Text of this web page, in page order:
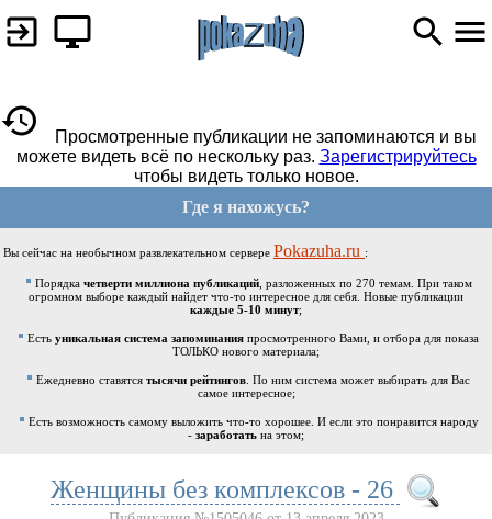
Просмотренные публикации не запоминаются и вы
можете видеть всё по нескольку раз. Зарегистрируйтесь
чтобы видеть только новое.
Где я нахожусь?
Вы сейчас на необычном развлекательном сервере Pokazuha.ru :
Порядка четверти миллиона публикаций, разложенных по 270 темам. При таком
огромном выборе каждый найдет что-то интересное для себя. Новые публикации
каждые 5-10 минут;
Есть уникальная система запоминания просмотренного Вами, и отбора для показа
ТОЛЬКО нового материала;
Ежедневно ставятся тысячи рейтингов . По ним система может выбирать для Вас
самое интересное;
Есть возможность самому выложить что-то хорошее. И если это понравится народу
- заработать на этом;
Женщины без комплексов - 26